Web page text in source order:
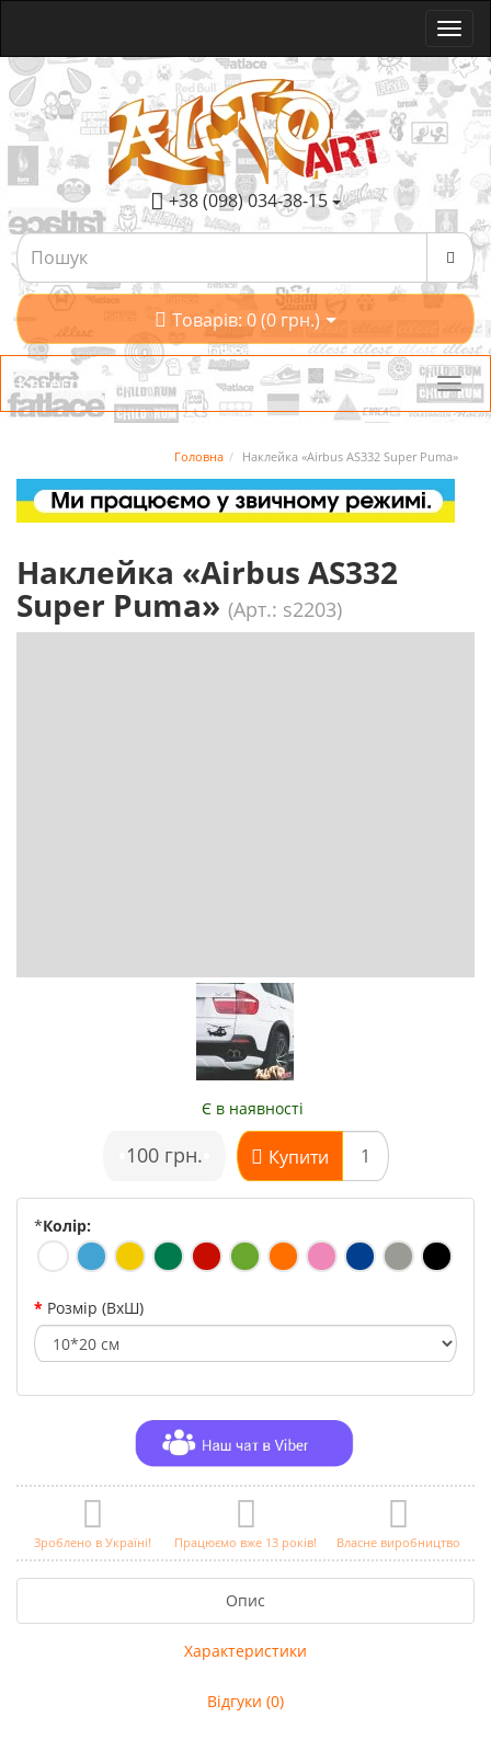
+38 (098) 034-38-15
Товарів: 0 (0 грн.)
Категорії
Головна Наклейка «Airbus AS332 Super Puma»
Наклейка «Airbus AS332
Super Puma» (Арт.: s2203)
Є в наявності
100 грн. Купити
*Колір:
Розмір (ВхШ)
Зроблено в Україні! Працюємо вже 13 років! Власне виробництво
Опис
Характеристики
Відгуки (0)